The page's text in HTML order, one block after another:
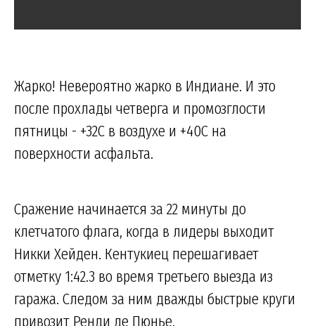
Жарко! Невероятно жарко в Индиане. И это
после прохлады четверга и промозглости
пятницы - +32С в воздухе и +40С на
поверхности асфальта.
Сражение начинается за 22 минуты до
клетчатого флага, когда в лидеры выходит
Никки Хейден. Кентукиец перешагивает
отметку 1:42.3 во время третьего выезда из
гаража. Следом за ним дважды быстрые круги
привозит Ренди де Пюнье.